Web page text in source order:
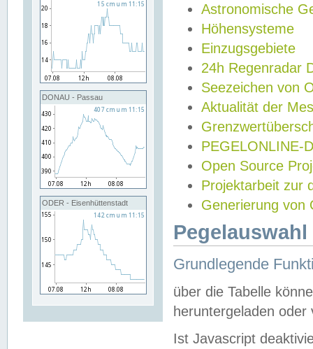
DONAU - Passau
ODER - Eisenhüttenstadt
Astronomische
Höhensysteme
Einzugsgebiete
24h Regenradar
Seezeichen von
Aktualität der
PEGELONLINE-
Open Source
Projektarbeit zur
Generierung von
Grundlegende
über die Tabelle
heruntergeladen oder
Ist Javascript